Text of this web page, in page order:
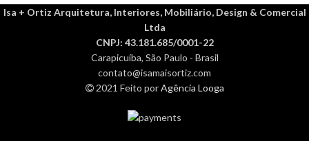
Isa + Ortiz Arquitetura, Interiores, Mobiliário, Design & Comercial
Ltda
CNPJ: 43.181.685/0001-22
Carapicuíba, São Paulo - Brasil
contato@isamaisortiz.com
2021 Feito porAgência Looga